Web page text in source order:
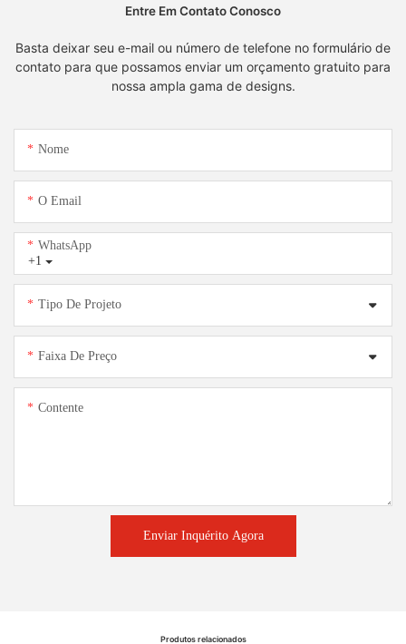
Entre Em Contato Conosco
Basta deixar seu e-mail ou número de telefone no formulário de
contato para que possamos enviar um orçamento gratuito para
nossa ampla gama de designs.
Nome
O Email
+1
WhatsApp
Tipo De Projeto
Faixa De Preço
Contente
Enviar Inquérito Agora
Produtos relacionados